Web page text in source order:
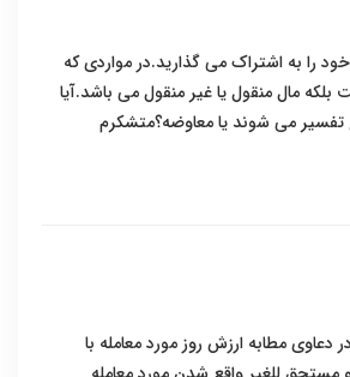
را به اشتراک می گذارید‌.در مواردی که
مال منقول یا غیر منقول می باشد‌.آیا
تفسیر می شوند یا معاوضه؟متشکرم
مطابه ارزش روز مورد معامله با